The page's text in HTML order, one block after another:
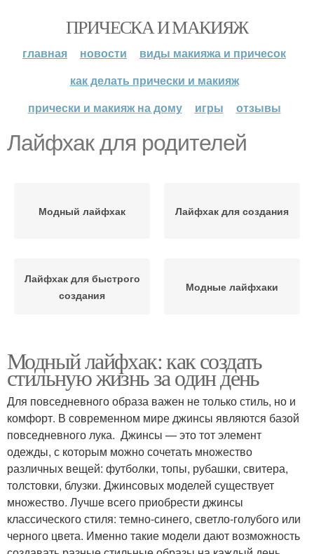
ПРИЧЕСКА И МАКИЯЖ
главная новости
виды макияжа и причесок
как делать прически и макияж
прически и макияж на дому
игры отзывы
Лайфхак для родителей
Модный лайфхак Лайфхак для создания
Лайфхак для быстрого
создания
Модные лайфхаки
Модный лайфхак: как создать
стильную жизнь за один день
Для повседневного образа важен не только стиль, но и
комфорт. В современном мире джинсы являются базой
повседневного лука. Джинсы — это тот элемент
одежды, с которым можно сочетать множество
различных вещей: футболки, топы, рубашки, свитера,
толстовки, блузки. Джинсовых моделей существует
множество. Лучше всего приобрести джинсы
классического стиля: темно-синего, светло-голубого или
черного цвета. Именно такие модели дают возможность